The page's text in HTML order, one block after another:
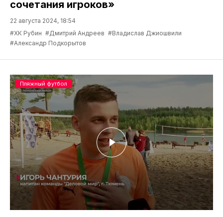
сочетания игроков»
22 августа 2024, 18:54
#ХК Рубин #Дмитрий Андреев #Владислав Джиошвили
#Александр Подкорытов
Пляжный футбол